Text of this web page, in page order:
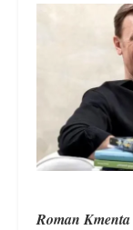
Roman Kmenta